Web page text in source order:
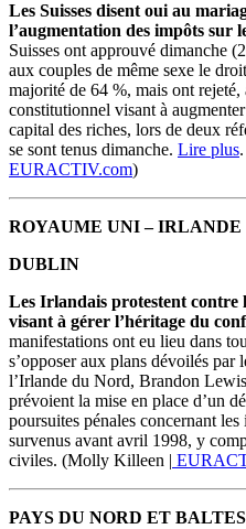
Les Suisses disent oui au
l’augmentation des impôts sur
Suisses ont approuvé dimanche
aux couples de même sexe le
majorité de 64 %, mais ont
constitutionnel visant à
capital des riches, lors de deux
se sont tenus dimanche. Lire plus.
EURACTIV.com)
ROYAUME UNI – IRLANDE
DUBLIN
Les Irlandais protestent contre
visant à gérer l’héritage du
manifestations ont eu lieu dans
s’opposer aux plans dévoilés par
l’Irlande du Nord, Brandon
prévoient la mise en place d’un
poursuites pénales concernant
survenus avant avril 1998, y
civiles. (Molly Killeen |
PAYS DU NORD ET BALTES